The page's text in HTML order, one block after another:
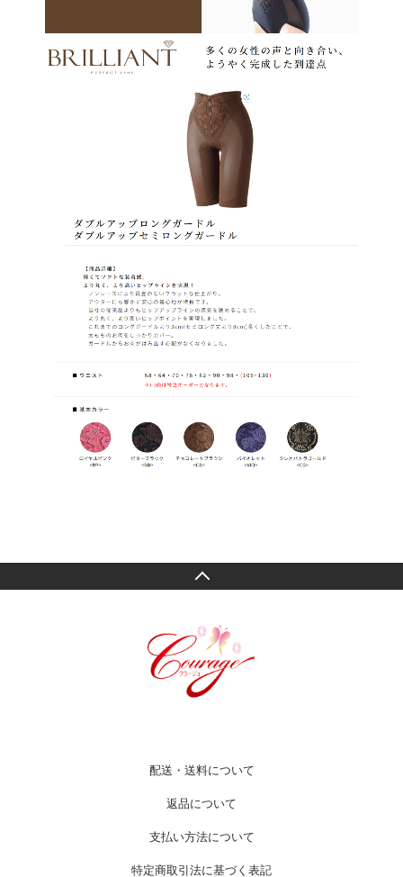
配送・送料について
返品について
支払い方法について
特定商取引法に基づく表記